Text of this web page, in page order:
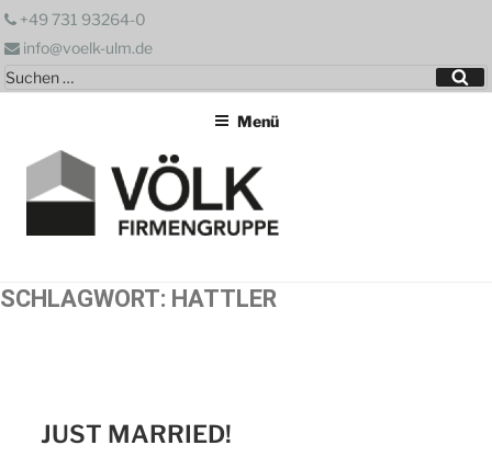
Zum
springen
+49 731 93264-0
info@voelk-ulm.de
Suchen
nach:
Menü
SCHLAGWORT: HATTLER
JUST MARRIED!